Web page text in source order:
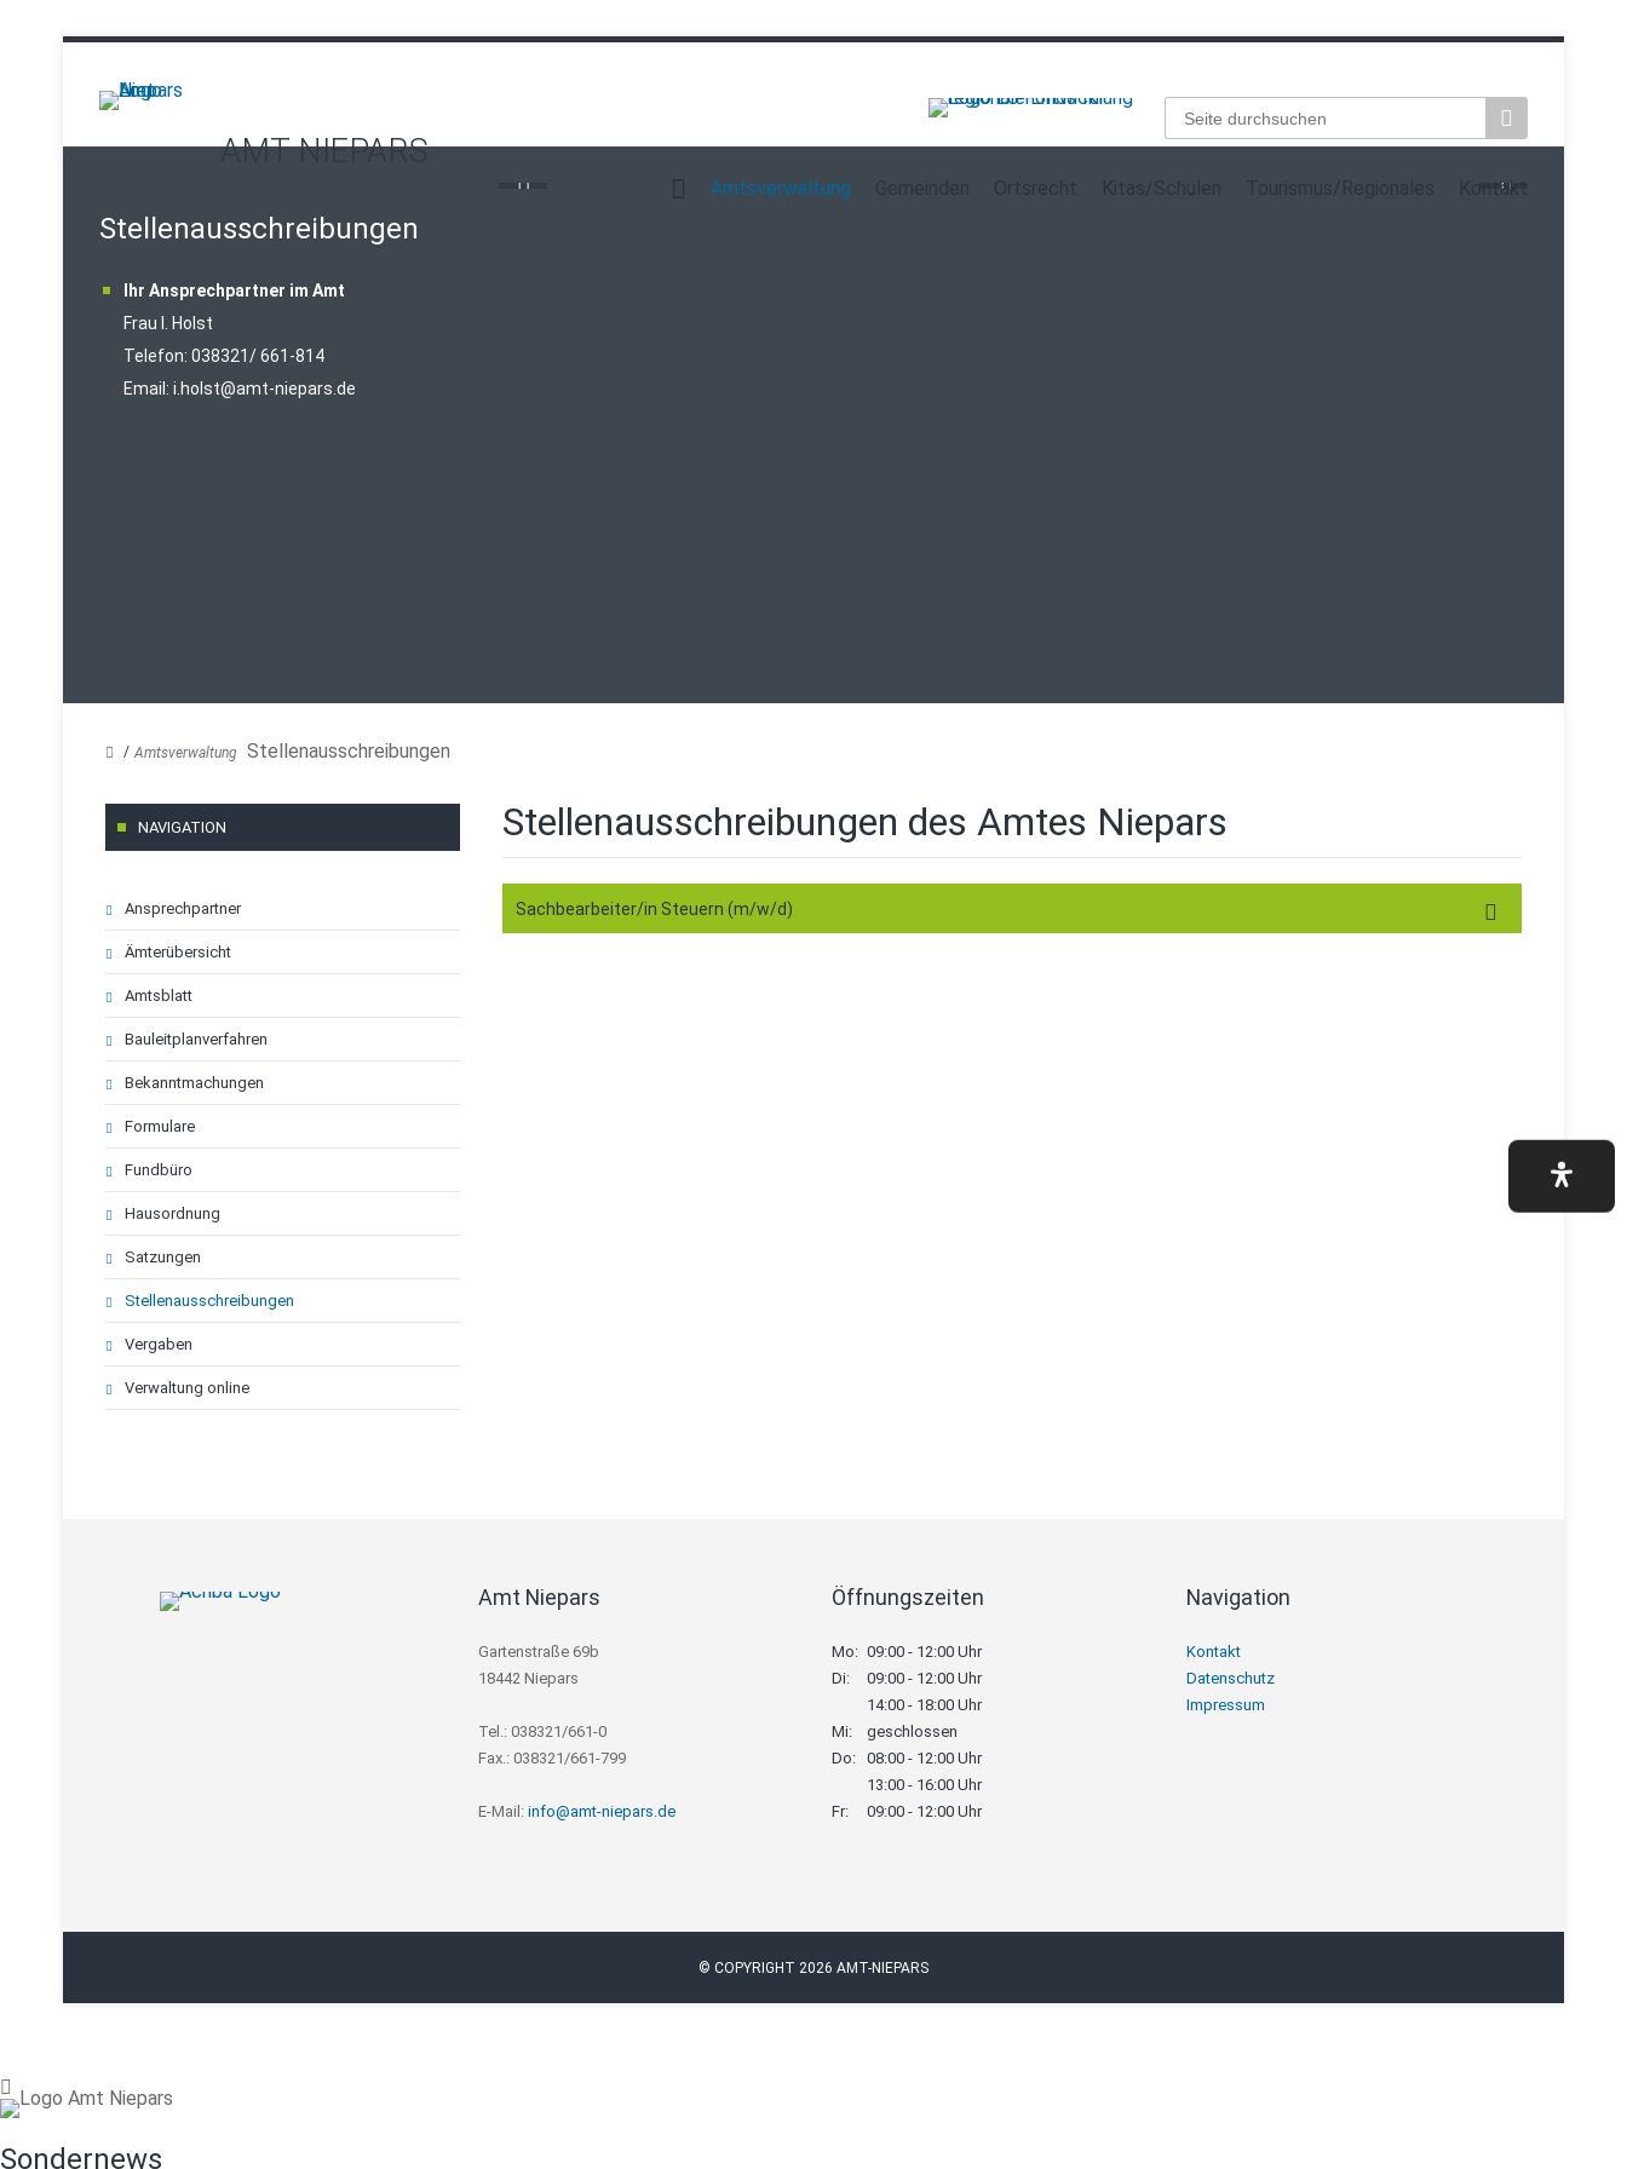
AMT NIEPARS
Suchbegriffe
überspringenAmtsverwaltung Kontakt
Stellenausschreibungen
Ihr Ansprechpartner im Amt
Frau I. Holst
Telefon: 038321/ 661-814
Email: i.holst@amt-niepars.de
Amtsverwaltung Stellenausschreibungen
Stellenausschreibungen des Amtes Niepars
Sachbearbeiter/in Steuern (m/w/d)
NAVIGATION
Navigation
überspringen
Ansprechpartner
Ämterübersicht
Amtsblatt
Bauleitplanverfahren
Bekanntmachungen
Formulare
Fundbüro
Hausordnung
Satzungen
Stellenausschreibungen
Vergaben
Verwaltung online
Amt Niepars
Gartenstraße 69b
18442 Niepars
Tel.: 038321/661-0
Fax.: 038321/661-799
E-Mail: info@amt-niepars.de
Öffnungszeiten
Mo: 09:00 - 12:00 Uhr
Di:
09:00 - 12:00 Uhr
14:00 - 18:00 Uhr
Mi:
geschlossen
Do: 08:00 - 12:00 Uhr
13:00 - 16:00 Uhr
Fr:
09:00 - 12:00 Uhr
Navigation
Navigation
überspringen
Kontakt
Datenschutz
Impressum
© COPYRIGHT 2026 AMT-NIEPARS
Sondernews